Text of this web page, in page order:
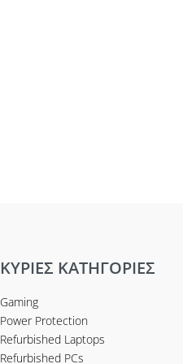
ΚΥΡΙΕΣ ΚΑΤΗΓΟΡΙΕΣ
Gaming
Power Protection
Refurbished Laptops
Refurbished PCs